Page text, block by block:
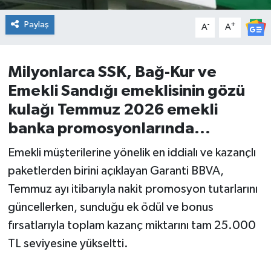
Paylaş A- A+
Milyonlarca SSK, Bağ-Kur ve
Emekli Sandığı emeklisinin gözü
kulağı Temmuz 2026 emekli
banka promosyonlarında...
Emekli müşterilerine yönelik en iddialı ve kazançlı
paketlerden birini açıklayan Garanti BBVA,
Temmuz ayı itibarıyla nakit promosyon tutarlarını
güncellerken, sunduğu ek ödül ve bonus
fırsatlarıyla toplam kazanç miktarını tam 25.000
TL seviyesine yükseltti.
Gömeç
Havran
İvrindi
KENT GÜNDEMİ
Kepsut
KÜLTÜR-SANAT
MAGAZİN